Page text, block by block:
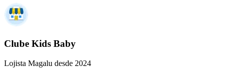
Clube Kids Baby
Lojista Magalu desde 2024